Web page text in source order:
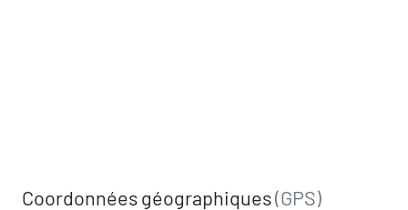
Coordonnées géographiques(GPS)